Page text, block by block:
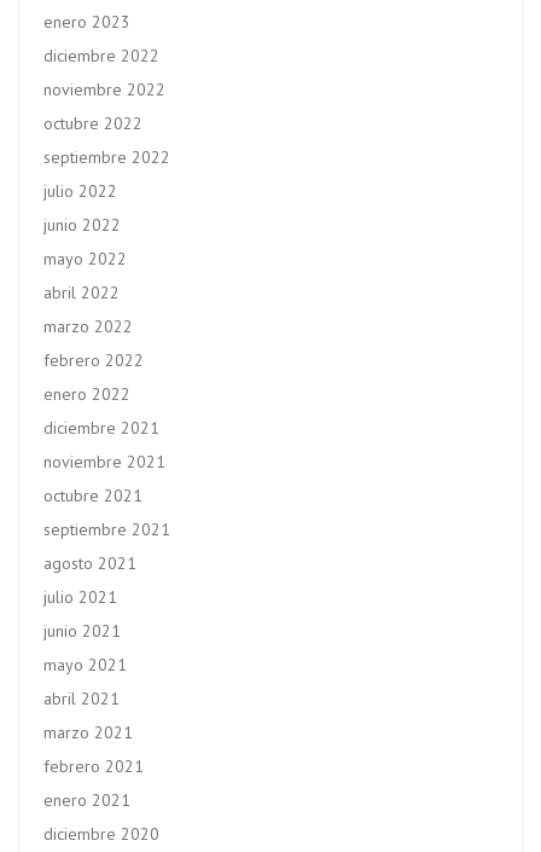
enero 2023
diciembre 2022
noviembre 2022
octubre 2022
septiembre 2022
julio 2022
junio 2022
mayo 2022
abril 2022
marzo 2022
febrero 2022
enero 2022
diciembre 2021
noviembre 2021
octubre 2021
septiembre 2021
agosto 2021
julio 2021
junio 2021
mayo 2021
abril 2021
marzo 2021
febrero 2021
enero 2021
diciembre 2020